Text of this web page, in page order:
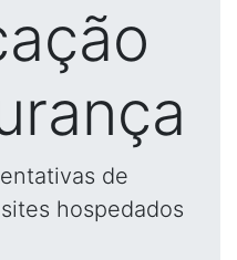
de
hospedados